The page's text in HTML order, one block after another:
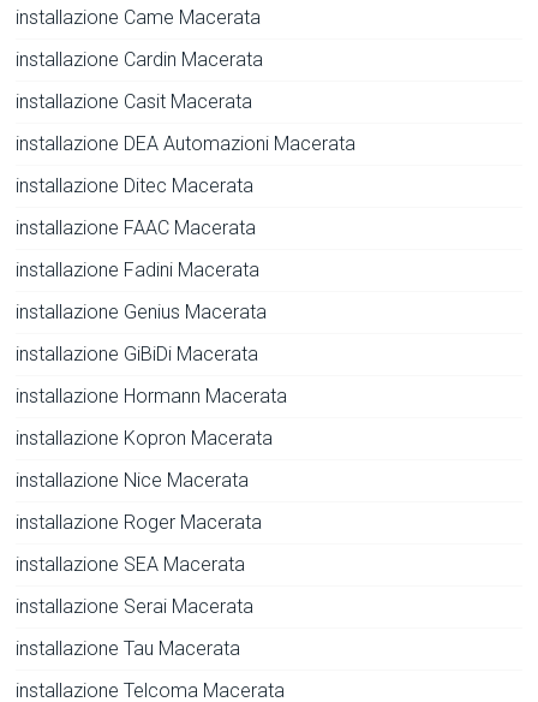
installazione Came Macerata
installazione Cardin Macerata
installazione Casit Macerata
installazione DEA Automazioni Macerata
installazione Ditec Macerata
installazione FAAC Macerata
installazione Fadini Macerata
installazione Genius Macerata
installazione GiBiDi Macerata
installazione Hormann Macerata
installazione Kopron Macerata
installazione Nice Macerata
installazione Roger Macerata
installazione SEA Macerata
installazione Serai Macerata
installazione Tau Macerata
installazione Telcoma Macerata